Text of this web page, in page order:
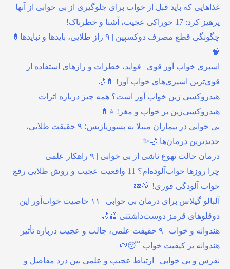
غذاهایی که باید قبل از خواب برای جلوگیری از بی خوابی از آنها
پرهیز کرد: 17 خوراکی عجیب، آشنا و خطرناک!
چگونگی قطع مصرف دوکسپین | ۹ راز طلایی، بایدها و نبایدها💊
🧠
اسپری خواب آور قوی | فواید، خطرات و رازهای استفاده از
قوی‌ترین اسپری‌های خواب آور! 💊🌙
هیدروکسی زین خواب آور است؟ همه چیز درباره اثرات
هیدروکسی‌زین بر خواب و مغز! ⭐💊
بی خوابی در بیماران مبتلا به پسوریازیس؛ ۹ حقیقت طلایی،
جدیدترین درمان‌ها 🌙✨
درمان حالت تهوع ناشی از بی خوابی | ۹ راهکار علمی
چرا روزها خواب‌آلوده‌ام؟ 11 واقعیت عجیب و روش طلایی رفع
خواب آلودگی فوری! 🌞💤
آلبالو گیلاس برای درمان بی خوابی | ۱۱ خاصیت خواب‌آور این
دوقلوهای قرمز دوست‌داشتنی 🍒🌙
هندوانه و خواب | ۹ حقیقت علمی، جالب و عجیب درباره تأثیر
هندوانه بر کیفیت خواب 😴🍉
نقرس و بی خوابی | ارتباط عجیب و علمی بین درد مفاصل و